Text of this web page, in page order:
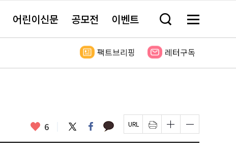
어린이신문 공모전 이벤트 검
창
기
메
전
보
팩트브리핑 레터구독
좋
요
6 트
위
터
페
이
스
카
카 페
이
지
인
쇄
하
글
자
크
글
자
크